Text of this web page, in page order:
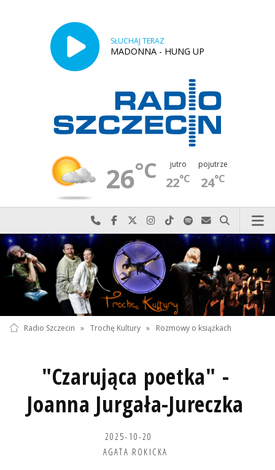
SŁUCHAJ TERAZ
MADONNA - HUNG UP
26°C jutro
22°C
pojutrze
24°C
Najlepiej po prostu do nas zadzwoń
Odwiedź nas na Facebook-u
Odwiedź nas na X
Odwiedź nas na Instagram-ie
Odwiedź nas na TikTok-u
Szukaj nas na Spotify
Wyślij do nas
Szukaj
Radio Szczecin » Trochę Kultury » Rozmowy o książkach
"Czarująca poetka" -
Joanna Jurgała-Jureczka
2025-10-20
AGATA ROKICKA